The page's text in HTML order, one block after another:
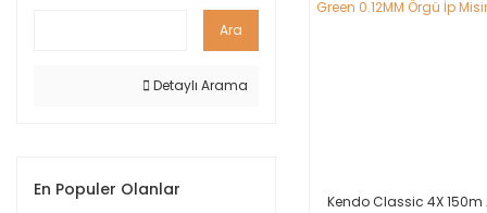
Ara
Detaylı Arama
En Populer Olanlar
Kendo Classic 4X 150m